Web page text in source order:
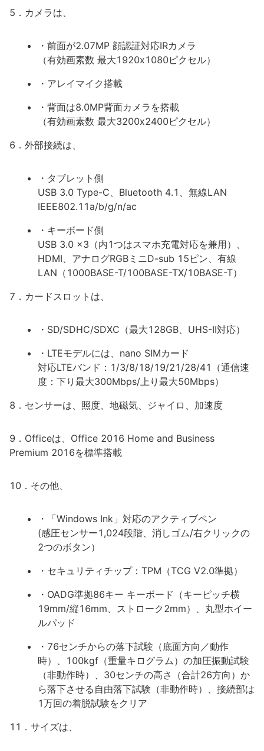
5．カメラは、
・前面が2.07MP 顔認証対応IRカメラ
（有効画素数 最大1920x1080ピクセル）
・アレイマイク搭載
・背面は8.0MP背面カメラを搭載
（有効画素数 最大3200x2400ピクセル）
6．外部接続は、
・タブレット側
USB 3.0 Type-C、Bluetooth 4.1、無線LAN
IEEE802.11a/b/g/n/ac
・キーボード側
USB 3.0 x3（内1つはスマホ充電対応を兼用）、
HDMI、アナログRGBミニD-sub 15ピン、有線
LAN（1000BASE-T/100BASE-TX/10BASE-T）
7．カードスロットは、
・SD/SDHC/SDXC（最大128GB、UHS-II対応）
・LTEモデルには、nano SIMカード
対応LTEバンド：1/3/8/18/19/21/28/41（通信速
度：下り最大300Mbps/上り最大50Mbps）
8．センサーは、照度、地磁気、ジャイロ、加速度
9．Officeは、Office 2016 Home and Business
Premium 2016を標準搭載
10．その他、
・「Windows Ink」対応のアクティブペン
(感圧センサー1,024段階、消しゴム/右クリックの
2つのボタン）
・セキュリティチップ：TPM（TCG V2.0準拠）
・OADG準拠86キー キーボード（キーピッチ横
19mm/縦16mm、ストローク2mm）、丸型ホイー
ルパッド
・76センチからの落下試験（底面方向／動作
時）、100kgf（重量キログラム）の加圧振動試験
（非動作時）、30センチの高さ（合計26方向）か
ら落下させる自由落下試験（非動作時）、接続部は
1万回の着脱試験をクリア
11．サイズは、